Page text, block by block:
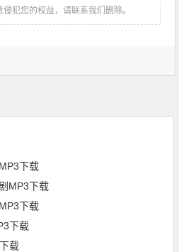
犯您的权益，请联系我们删除。
下载
MP3下载
下载
下载
载